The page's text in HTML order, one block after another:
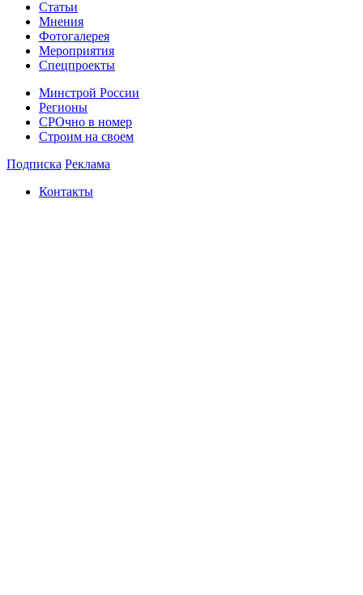
Статьи
Мнения
Фотогалерея
Мероприятия
Спецпроекты
Минстрой России
Регионы
СРОчно в номер
Строим на своем
Подписка Реклама
Контакты